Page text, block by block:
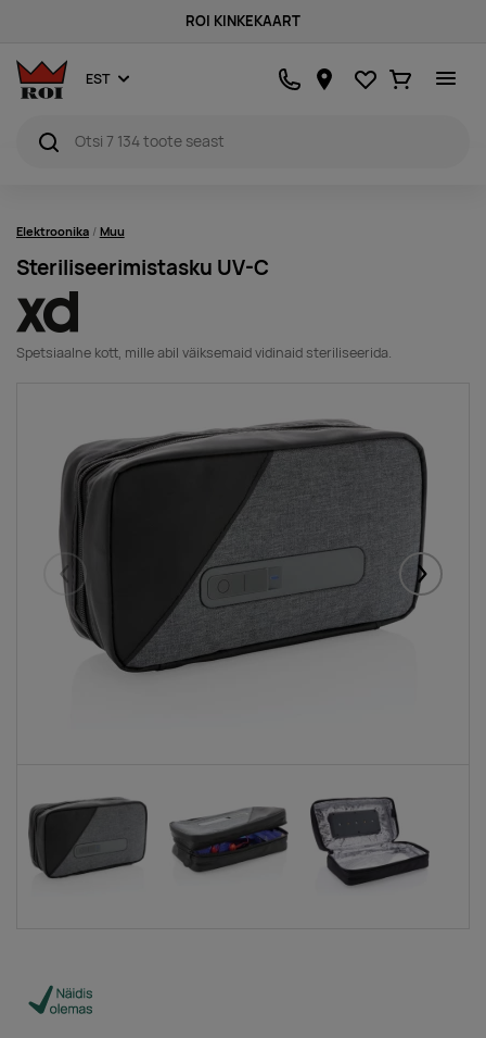
ROI KINKEKAART
EST Lemmikud
Ostukorv
Elektroonika Muu
Steriliseerimistasku UV-C
Spetsiaalne kott, mille abil väiksemaid vidinaid steriliseerida.
Eelmised